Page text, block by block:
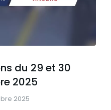
du 29 et 30
2025
2025